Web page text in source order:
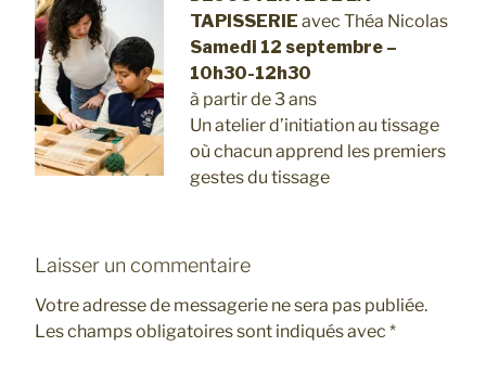
TAPISSERIE avec Théa Nicolas
Samedi 12 septembre –
10h30-12h30
à partir de 3 ans
Un atelier d’initiation au tissage
où chacun apprend les premiers
gestes du tissage
Laisser un commentaire
Votre adresse de messagerie ne sera pas publiée.
Les champs obligatoires sont indiqués avec *